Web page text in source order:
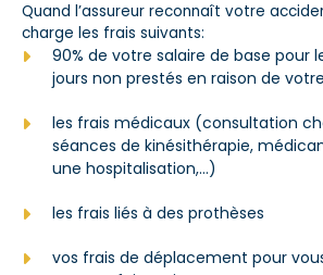
Quand l’assureur reconnaît votre
charge les frais suivants:
90% de votre salaire de base pour
jours non prestés en raison de
les frais médicaux (consultation
séances de kinésithérapie,
une hospitalisation,…)
les frais liés à des prothèses
vos frais de déplacement pour